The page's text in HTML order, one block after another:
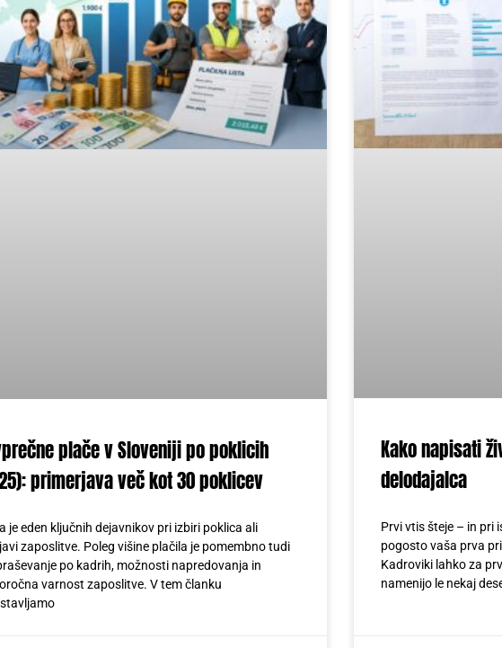
plače v Sloveniji po poklicih
primerjava več kot 30 poklicev
je eden ključnih dejavnikov pri izbiri poklica ali
zaposlitve. Poleg višine plačila je pomembno tudi
po kadrih, možnosti napredovanja in
varnost zaposlitve. V tem članku
Kako napisati
delodajalca
Prvi vtis šteje – in pri
pogosto vaša prva
Kadroviki lahko za
namenijo le nekaj